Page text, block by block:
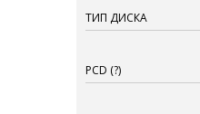
ТИП ДИСКА
PCD (?)